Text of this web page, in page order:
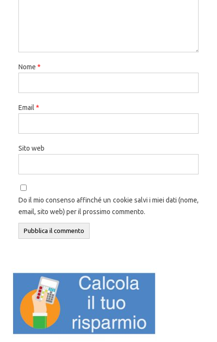
Nome *
Email *
Sito web
Do il mio consenso affinché un cookie salvi i miei dati (nome,
email, sito web) per il prossimo commento.